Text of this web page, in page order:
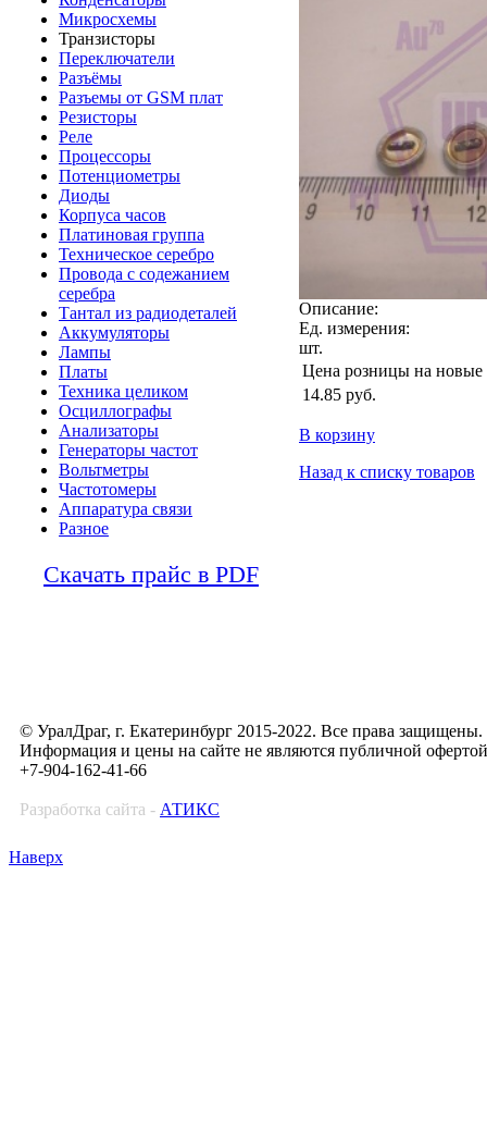
Микросхемы
Транзисторы
Переключатели
Разъёмы
Разъемы от GSM плат
Резисторы
Реле
Процессоры
Потенциометры
Диоды
Корпуса часов
Платиновая группа
Техническое серебро
Провода с содежанием
серебра
Тантал из радиодеталей
Аккумуляторы
Лампы
Платы
Техника целиком
Осциллографы
Анализаторы
Генераторы частот
Вольтметры
Частотомеры
Аппаратура связи
Разное
Скачать прайс в PDF
Описание:
Ед. измерения:
шт.
Цена розницы на новые
14.85 руб.
В корзину
Назад к списку товаров
© УралДраг, г. Екатеринбург 2015-2022. Все права защищены.
Информация и цены на сайте не являются публичной офертой
+7-904-162-41-66
Разработка сайта - АТИКС
Наверх